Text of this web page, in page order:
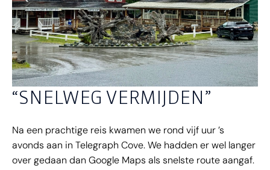
“SNELWEG VERMIJDEN”
Na een prachtige reis kwamen we rond vijf uur ’s
avonds aan in Telegraph Cove. We hadden er wel langer
over gedaan dan Google Maps als snelste route aangaf.